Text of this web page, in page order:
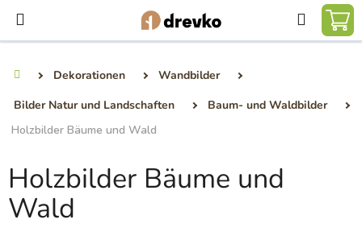
Inhalt
springen
Suchen
Dekorationen
Wandbilder
Bilder Natur und Landschaften
Baum- und Waldbilder
Holzbilder Bäume und Wald
Holzbilder Bäume und
Wald